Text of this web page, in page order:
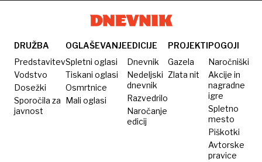
pogojem
finančnih
jamstev
DRUŽBA
Predstavitev
Vodstvo
Dosežki
Sporočila za
javnost
OGLAŠEVANJE
Spletni oglasi
Tiskani oglasi
Osmrtnice
Mali oglasi
EDICIJE
Dnevnik
Nedeljski
dnevnik
Razvedrilo
Naročanje
edicij
PROJEKTI
Gazela
Zlata nit
POGOJI
Naročniški
Akcije in
nagradne
igre
Spletno
mesto
Piškotki
Avtorske
pravice